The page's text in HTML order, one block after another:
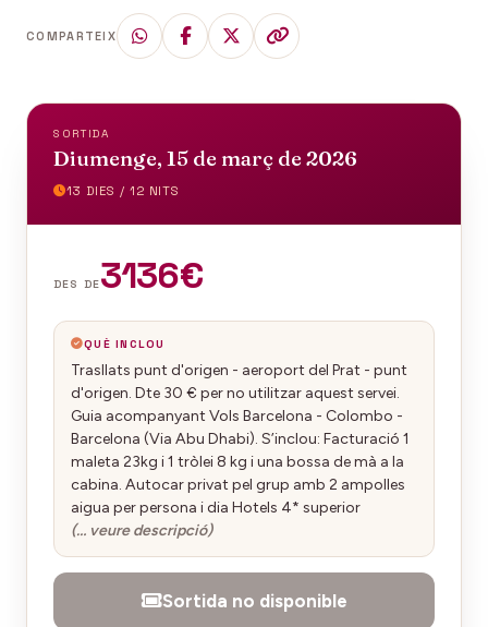
COMPARTEIX
SORTIDA
Diumenge, 15 de març de 2026
13 DIES / 12 NITS
DES DE3136€
QUÈ INCLOU
Trasllats punt d'origen - aeroport del Prat - punt
d'origen. Dte 30 € per no utilitzar aquest servei.
Guia acompanyant Vols Barcelona - Colombo -
Barcelona (Via Abu Dhabi). S’inclou: Facturació 1
maleta 23kg i 1 tròlei 8 kg i una bossa de mà a la
cabina. Autocar privat pel grup amb 2 ampolles
aigua per persona i dia Hotels 4* superior
(… veure descripció)
Sortida no disponible